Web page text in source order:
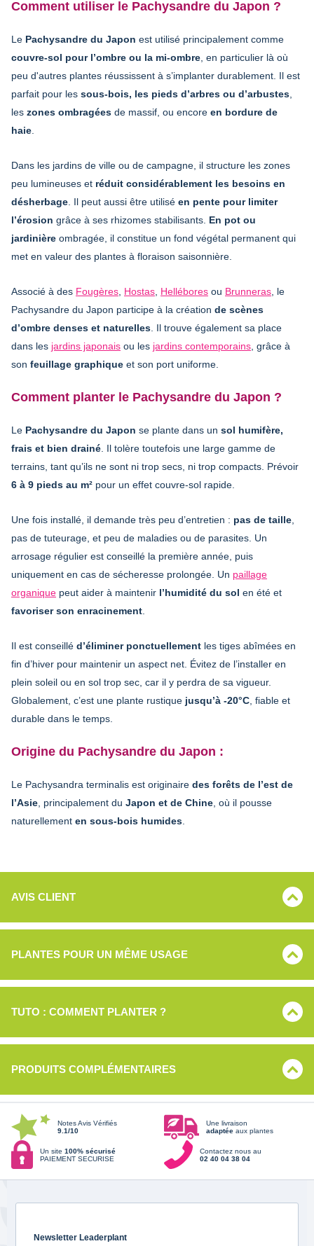
Comment utiliser le Pachysandre du Japon ?
Le Pachysandre du Japon est utilisé principalement comme
couvre-sol pour l’ombre ou la mi-ombre , en particulier là où
peu d'autres plantes réussissent à s’implanter durablement. Il est
parfait pour les sous-bois, les pieds d’arbres ou d’arbustes
les zones ombragées de massif, ou encore en bordure de
haie
Dans les jardins de ville ou de campagne, il structure les zones
peu lumineuses et réduit considérablement les besoins en
désherbage . Il peut aussi être utilisé en pente pour limiter
l’érosion grâce à ses rhizomes stabilisants. En pot ou
jardinière ombragée, il constitue un fond végétal permanent qui
met en valeur des plantes à floraison saisonnière.
Associé à des Fougères Hostas Hellébores ou Brunneras , le
Pachysandre du Japon participe à la création de scènes
d’ombre denses et naturelles . Il trouve également sa place
dans les jardins japonais ou les jardins contemporains , grâce à
son feuillage graphique et son port uniforme.
Comment planter le Pachysandre du Japon ?
Le Pachysandre du Japon se plante dans un sol humifère,
frais et bien drainé . Il tolère toutefois une large gamme de
terrains, tant qu’ils ne sont ni trop secs, ni trop compacts. Prévoir
6 à 9 pieds au m² pour un effet couvre-sol rapide.
Une fois installé, il demande très peu d’entretien : pas de taille
pas de tuteurage, et peu de maladies ou de parasites. Un
arrosage régulier est conseillé la première année, puis
uniquement en cas de sécheresse prolongée. Un paillage
organique peut aider à maintenir l’humidité du sol en été et
favoriser son enracinement
Il est conseillé d’éliminer ponctuellement les tiges abîmées en
fin d’hiver pour maintenir un aspect net. Évitez de l’installer en
plein soleil ou en sol trop sec, car il y perdra de sa vigueur.
Globalement, c’est une plante rustique jusqu’à -20°C , fiable et
durable dans le temps.
Origine du Pachysandre du Japon :
Le Pachysandra terminalis est originaire des forêts de l’est de
l’Asie , principalement du Japon et de Chine , où il pousse
naturellement en sous-bois humides
AVIS CLIENT
PLANTES POUR UN MÊME USAGE
TUTO : COMMENT PLANTER ?
PRODUITS COMPLÉMENTAIRES
Notes Avis Vérifiés
9.1/10
Une livraison
adaptée aux plantes
Un site 100% sécurisé
PAIEMENT SECURISE
Contactez nous au
02 40 04 38 04
Newsletter Leaderplant